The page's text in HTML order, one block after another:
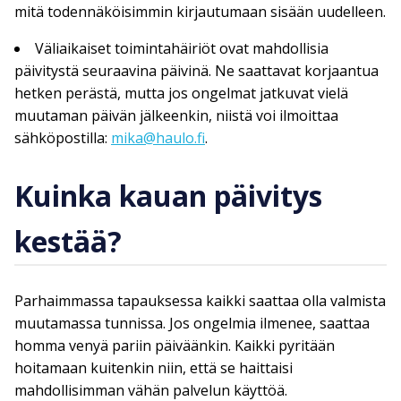
mitä todennäköisimmin kirjautumaan sisään uudelleen.
Väliaikaiset toimintahäiriöt ovat mahdollisia
päivitystä seuraavina päivinä. Ne saattavat korjaantua
hetken perästä, mutta jos ongelmat jatkuvat vielä
muutaman päivän jälkeenkin, niistä voi ilmoittaa
sähköpostilla: mika@haulo.fi.
Kuinka kauan päivitys
kestää?
Parhaimmassa tapauksessa kaikki saattaa olla valmista
muutamassa tunnissa. Jos ongelmia ilmenee, saattaa
homma venyä pariin päiväänkin. Kaikki pyritään
hoitamaan kuitenkin niin, että se haittaisi
mahdollisimman vähän palvelun käyttöä.